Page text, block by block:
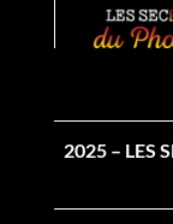
2025 – LES